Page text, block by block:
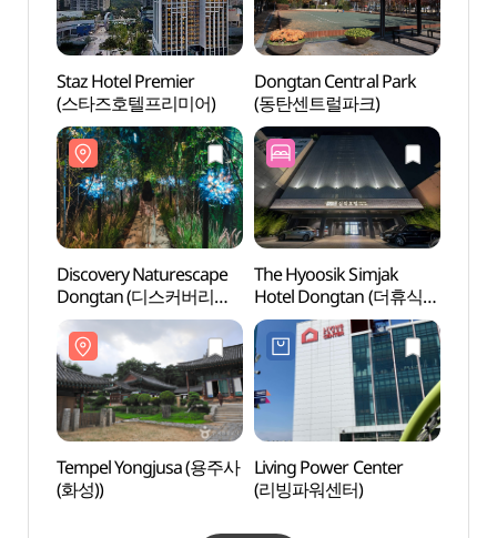
Staz Hotel Premier
(스타즈호텔프리미어)
Dongtan Central Park
(동탄센트럴파크)
Discovery Naturescape
Dongtan (디스커버리
네이처스케이프 동탄점)
The Hyoosik Simjak
Hotel Dongtan (더휴식
심작호텔 동탄점)
Tempel Yongjusa (용주사
(화성))
Living Power Center
(리빙파워센터)